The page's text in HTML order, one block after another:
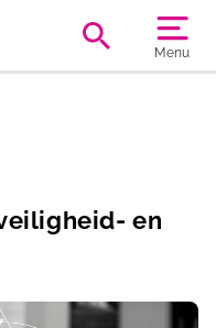
Menu
en